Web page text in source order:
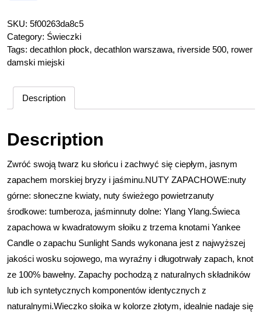
SKU: 5f00263da8c5
Category: Świeczki
Tags: decathlon płock, decathlon warszawa, riverside 500, rower
damski miejski
Description
Description
Zwróć swoją twarz ku słońcu i zachwyć się ciepłym, jasnym
zapachem morskiej bryzy i jaśminu.NUTY ZAPACHOWE:nuty
górne: słoneczne kwiaty, nuty świeżego powietrzanuty
środkowe: tumberoza, jaśminnuty dolne: Ylang Ylang.Świeca
zapachowa w kwadratowym słoiku z trzema knotami Yankee
Candle o zapachu Sunlight Sands wykonana jest z najwyższej
jakości wosku sojowego, ma wyraźny i długotrwały zapach, knot
ze 100% bawełny. Zapachy pochodzą z naturalnych składników
lub ich syntetycznych komponentów identycznych z
naturalnymi.Wieczko słoika w kolorze złotym, idealnie nadaje się